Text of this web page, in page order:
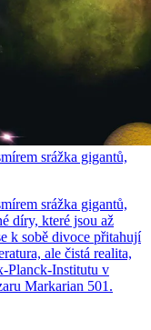
srážka gigantů,
srážka gigantů,
díry, které jsou až
k sobě divoce přitahují
ale čistá realita,
Planck-Institutu v
Markarian 501.